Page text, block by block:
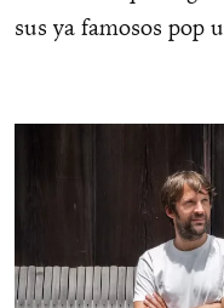
sus ya famosos pop